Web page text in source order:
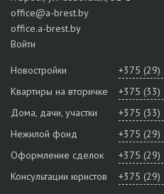
office@a-brest.by
office.a-brest.by
Войти
Новостройки
+375 (29)
Квартиры на вторичке
+375
Дома, дачи, участки
+375
Нежилой фонд
+375
Оформление сделок
+375 (29)
Консультации юристов
+375